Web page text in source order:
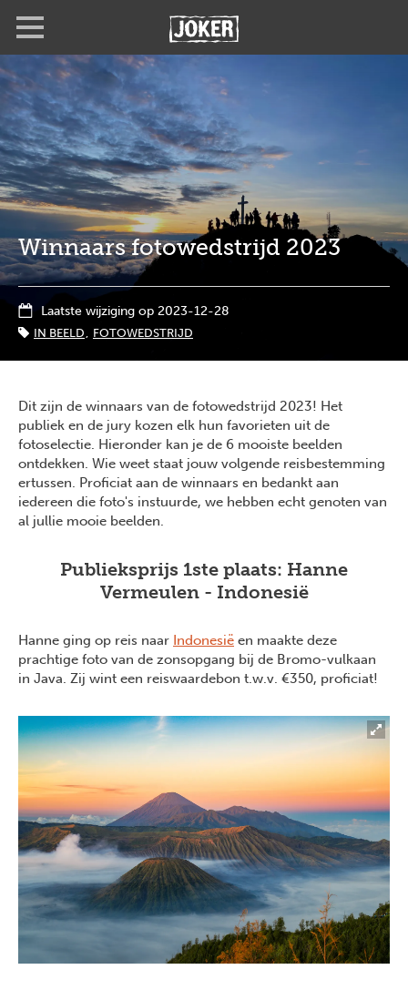
de
inhoud
gaan
Winnaars fotowedstrijd 2023
Laatste wijziging op 2023-12-28
IN BEELD FOTOWEDSTRIJD
Dit zijn de winnaars van de fotowedstrijd 2023! Het
publiek en de jury kozen elk hun favorieten uit de
fotoselectie. Hieronder kan je de 6 mooiste beelden
ontdekken. Wie weet staat jouw volgende reisbestemming
ertussen. Proficiat aan de winnaars en bedankt aan
iedereen die foto's instuurde, we hebben echt genoten van
al jullie mooie beelden.
Publieksprijs 1ste plaats: Hanne
Vermeulen - Indonesië
Hanne ging op reis naar Indonesië en maakte deze
prachtige foto van de zonsopgang bij de Bromo-vulkaan
in Java. Zij wint een reiswaardebon t.w.v. €350, proficiat!